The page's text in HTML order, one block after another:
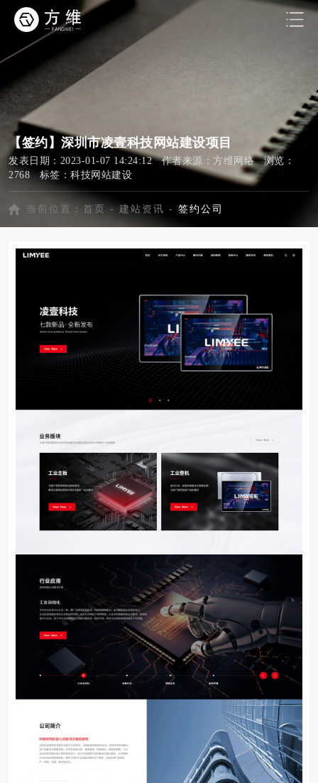
【签约】深圳市凌壹科技网站建设项目
发表日期：2023-01-07 14:24:12 作者来源：方维网络 浏览：
2768 标签： 科技网站建设
当前位置： 首页 - 建站资讯 - 签约公司